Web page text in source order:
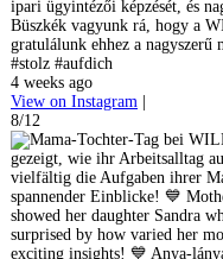
ipari ügyintézői képzését, és
Büszkék vagyunk rá, hogy a
gratulálunk ehhez a
#stolz #aufdich
4 weeks ago
View on Instagram |
8/12